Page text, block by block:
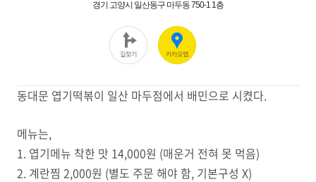
동대문 엽기떡볶이 일산 마두점에서 배민으로 시켰다.
메뉴는,
1. 엽기메뉴 착한 맛 14,000원 (매운거 전혀 못 먹음)
2. 계란찜 2,000원 (별도 주문 해야 함, 기본구성 X)